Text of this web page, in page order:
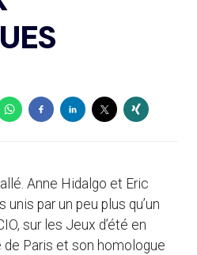
Anne Hidalgo et Eric
par un peu plus qu’un
sur les Jeux d’été en
Paris et son homologue